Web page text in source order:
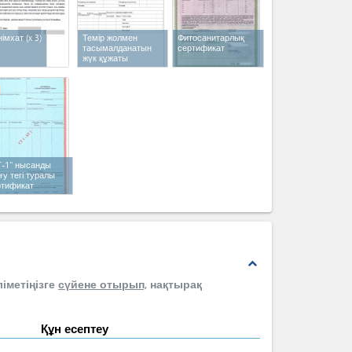
(x 3)
Темір жолмен
тасымалданатын
жүк құжаты
Фитосанитарлық
сертификат
1" нысанды
тегі туралы
expand_less
сүйене отырып, нақтырақ
Құн есептеу